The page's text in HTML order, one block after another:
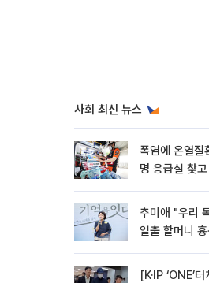
사회 최신 뉴스
폭염에 온열
명 응급실 찾
추미애 "우리
일출 할머니
[K·IP ‘ONE’